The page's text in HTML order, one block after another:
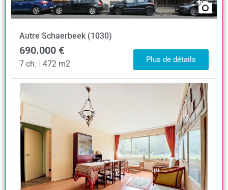
Autre Schaerbeek (1030)
690.000 €
7 ch. | 472 m2 Plus de détails